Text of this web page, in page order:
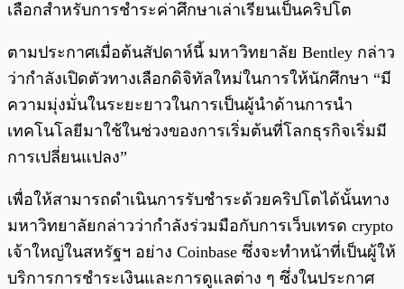
เลือกสำหรับการชำระค่าศึกษาเล่าเรียนเป็นคริปโต
ตามประกาศเมื่อต้นสัปดาห์นี้ มหาวิทยาลัย Bentley กล่าว
ว่ากำลังเปิดตัวทางเลือกดิจิทัลใหม่ในการให้นักศึกษา “มี
ความมุ่งมั่นในระยะยาวในการเป็นผู้นำด้านการนำ
เทคโนโลยีมาใช้ในช่วงของการเริ่มต้นที่โลกธุรกิจเริ่มมี
การเปลี่ยนแปลง”
เพื่อให้สามารถดำเนินการรับชำระด้วยคริปโตได้นั้นทาง
มหาวิทยาลัยกล่าวว่ากำลังร่วมมือกับการเว็บเทรด crypto
เจ้าใหญ่ในสหรัฐฯ อย่าง Coinbase ซึ่งจะทำหน้าที่เป็นผู้ให้
บริการการชำระเงินและการดูแลต่าง ๆ ซึ่งในประกาศ